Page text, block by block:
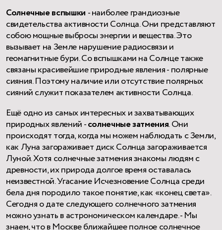
Солнечные вспышки - наиболее грандиозные
свидетельства активности Солнца. Они представляют
собою мощные выбросы энергии и вещества. Это
вызывает на Земле нарушение радиосвязи и
геомагнитные бури. Со вспышками на Солнце также
связаны красивейшие природные явления - полярные
сияния. Поэтому наличие или отсутствие полярных
сияний служит показателем активности Солнца.
Ещё одно из самых интересных и захватывающих
природных явлений -солнечные затмения. Они
происходят тогда, когда мы можем наблюдать с Земли,
как Луна загораживает диск Солнца загораживается
Луной. Хотя солнечные затмения знакомы людям с
древности, их природа долгое время оставалась
неизвестной. Угасание Исчезновение Солнца среди
бела дня породило такое понятие, как «конец света».
Сегодня о дате следующего солнечного затмения
можно узнать в астрономическом календаре. - Мы
знаем, что в Москве ближайшее полное солнечное